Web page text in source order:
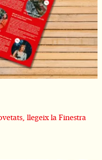
llegeix la Finestra